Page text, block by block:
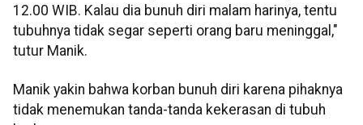
12.00 WIB. Kalau dia bunuh diri malam harinya, tentu
tubuhnya tidak segar seperti orang baru meninggal,"
tutur Manik.
Manik yakin bahwa korban bunuh diri karena pihaknya
tidak menemukan tanda-tanda kekerasan di tubuh